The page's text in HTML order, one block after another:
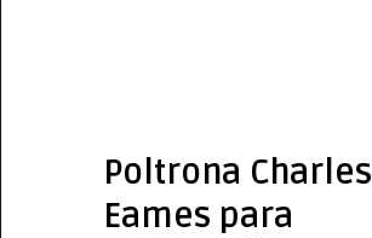
Poltrona Charles
Eames para